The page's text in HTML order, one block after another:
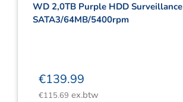
WD 2,0TB Purple HDD Surveillance
SATA3/64MB/5400rpm
€139.99
€115.69 ex.btw